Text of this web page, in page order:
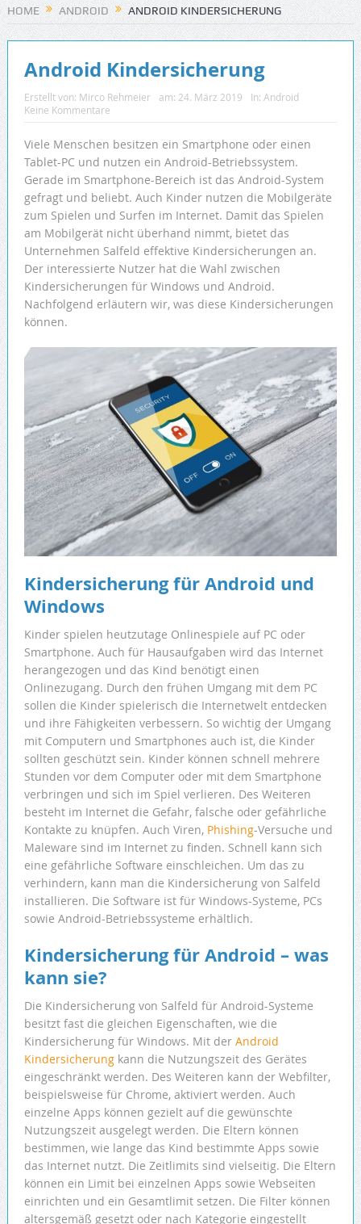
HOME ANDROID ANDROID KINDERSICHERUNG
Android Kindersicherung
Erstellt von: Mirco Rehmeier am: 24. März 2019 In: Android
Keine Kommentare
Viele Menschen besitzen ein Smartphone oder einen
Tablet-PC und nutzen ein Android-Betriebssystem.
Gerade im Smartphone-Bereich ist das Android-System
gefragt und beliebt. Auch Kinder nutzen die Mobilgeräte
zum Spielen und Surfen im Internet. Damit das Spielen
am Mobilgerät nicht überhand nimmt, bietet das
Unternehmen Salfeld effektive Kindersicherungen an.
Der interessierte Nutzer hat die Wahl zwischen
Kindersicherungen für Windows und Android.
Nachfolgend erläutern wir, was diese Kindersicherungen
können.
Kindersicherung für Android und
Windows
Kinder spielen heutzutage Onlinespiele auf PC oder
Smartphone. Auch für Hausaufgaben wird das Internet
herangezogen und das Kind benötigt einen
Onlinezugang. Durch den frühen Umgang mit dem PC
sollen die Kinder spielerisch die Internetwelt entdecken
und ihre Fähigkeiten verbessern. So wichtig der Umgang
mit Computern und Smartphones auch ist, die Kinder
sollten geschützt sein. Kinder können schnell mehrere
Stunden vor dem Computer oder mit dem Smartphone
verbringen und sich im Spiel verlieren. Des Weiteren
besteht im Internet die Gefahr, falsche oder gefährliche
Kontakte zu knüpfen. Auch Viren, Phishing-Versuche und
Maleware sind im Internet zu finden. Schnell kann sich
eine gefährliche Software einschleichen. Um das zu
verhindern, kann man die Kindersicherung von Salfeld
installieren. Die Software ist für Windows-Systeme, PCs
sowie Android-Betriebssysteme erhältlich.
Kindersicherung für Android – was
kann sie?
Die Kindersicherung von Salfeld für Android-Systeme
besitzt fast die gleichen Eigenschaften, wie die
Kindersicherung für Windows. Mit der Android
Kindersicherungkann die Nutzungszeit des Gerätes
eingeschränkt werden. Des Weiteren kann der Webfilter,
beispielsweise für Chrome, aktiviert werden. Auch
einzelne Apps können gezielt auf die gewünschte
Nutzungszeit ausgelegt werden. Die Eltern können
bestimmen, wie lange das Kind bestimmte Apps sowie
das Internet nutzt. Die Zeitlimits sind vielseitig. Die Eltern
können ein Limit bei einzelnen Apps sowie Webseiten
einrichten und ein Gesamtlimit setzen. Die Filter können
altersgemäß gesetzt oder nach Kategorie eingestellt